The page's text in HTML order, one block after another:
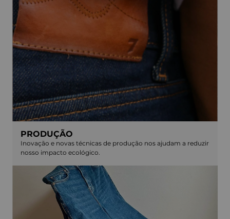
PRODUÇÃO
Inovação e novas técnicas de produção nos ajudam a reduzir
nosso impacto ecológico.